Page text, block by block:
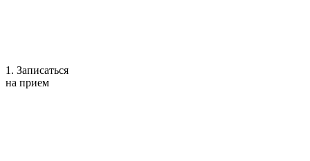
1. Записаться
на прием